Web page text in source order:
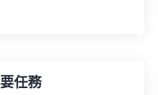
任務